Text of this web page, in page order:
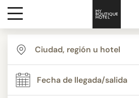
Destinos
Inspiración